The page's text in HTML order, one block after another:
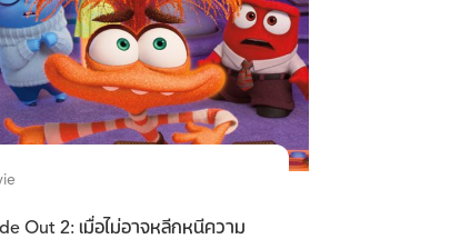
Out 2: เมื่อไม่อาจหลีกหนีความ